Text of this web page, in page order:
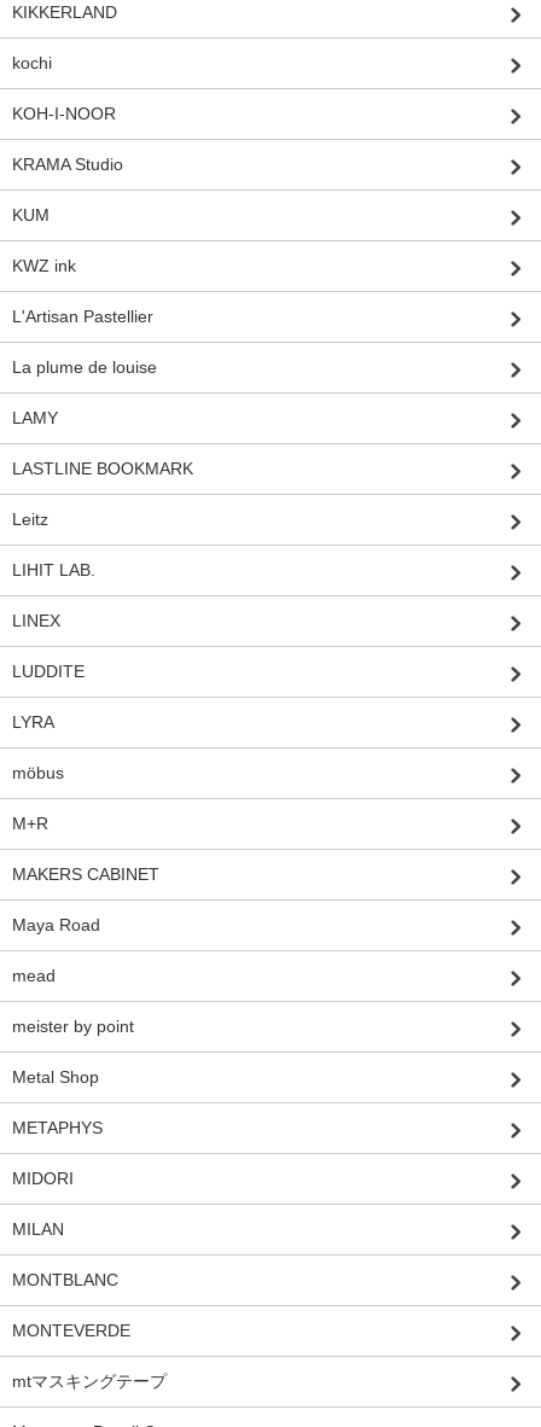
KIKKERLAND
kochi
KOH-I-NOOR
KRAMA Studio
KUM
KWZ ink
L'Artisan Pastellier
La plume de louise
LAMY
LASTLINE BOOKMARK
Leitz
LIHIT LAB.
LINEX
LUDDITE
LYRA
möbus
M+R
MAKERS CABINET
Maya Road
mead
meister by point
Metal Shop
METAPHYS
MIDORI
MILAN
MONTBLANC
MONTEVERDE
mtマスキングテープ